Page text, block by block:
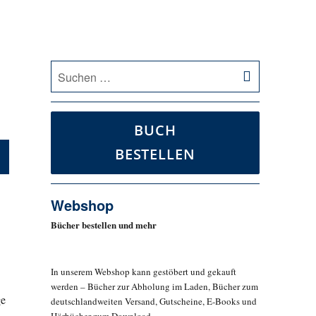
nach:
BUCH
BESTELLEN
Webshop
Bücher bestellen und mehr
In unserem Webshop kann gestöbert und gekauft
werden – Bücher zur Abholung im Laden, Bücher zum
deutschlandweiten Versand, Gutscheine, E-Books und